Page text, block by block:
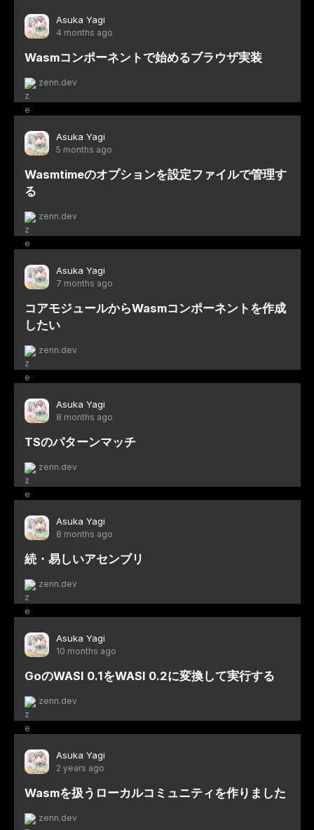
Asuka Yagi
4 months ago
Wasmコンポーネントで始めるブラウザ実装
zenn.dev
Asuka Yagi
5 months ago
Wasmtimeのオプションを設定ファイルで管理す
る
zenn.dev
Asuka Yagi
7 months ago
コアモジュールからWasmコンポーネントを作成
したい
zenn.dev
Asuka Yagi
8 months ago
TSのパターンマッチ
zenn.dev
Asuka Yagi
8 months ago
続・易しいアセンブリ
zenn.dev
Asuka Yagi
10 months ago
GoのWASI 0.1をWASI 0.2に変換して実行する
zenn.dev
Asuka Yagi
2 years ago
Wasmを扱うローカルコミュニティを作りました
zenn.dev